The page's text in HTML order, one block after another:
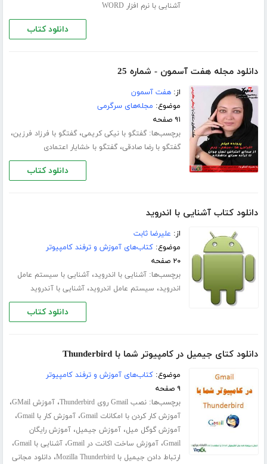
آشنایی با نرم افزار WORD
دانلود کتاب
دانلود مجله هفت آسمون - شماره 25
از:هفت آسمون
موضوع: مجله‌های سرگرمی
۹۱ صفحه
برچسب‌ها:گفتگو با نیکی کریمی،گفتگو با فرزاد فرزین،
گفتگو با رضا صادقی،گفتگو با خشایار اعتمادی
دانلود کتاب
دانلود کتاب آشنایی با اندروید
از: علیرضا ثابت
موضوع:کتاب‌های آموزش و ترفند کامپیوتر
۲۰ صفحه
برچسب‌ها:آشنایی با اندروید،آشنایی با سیستم عامل
اندروید، سیستم عامل اندروید،آشنایی با آندروید
دانلود کتاب
دانلود کتای جیمیل در کامپیوتر شما با Thunderbird
موضوع:کتاب‌های آموزش و ترفند کامپیوتر
۹ صفحه
برچسب‌ها:نصب Gmail روی Thunderbird ،آموزش GMail ،
آموزش کار کردن با امکانات Gmail ،آموزش کار با Gmail ،
آموزش گوگل میل،آموزش جیمیل،آموزش رایگان
Gmail،آموزش ساخت اکانت در Gmail ،آشنایی با Gmail ،
ارتباط دادن جیمیل با Mozilla Thunderbird ،دانلود مجانی